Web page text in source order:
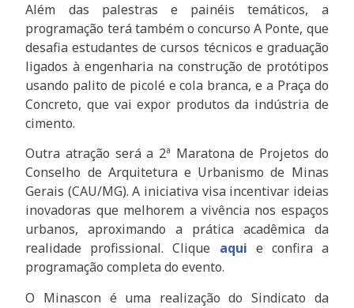
Além das palestras e painéis temáticos, a
programação terá também o concurso A Ponte, que
desafia estudantes de cursos técnicos e graduação
ligados à engenharia na construção de protótipos
usando palito de picolé e cola branca, e a Praça do
Concreto, que vai expor produtos da indústria de
cimento.
Outra atração será a 2ª Maratona de Projetos do
Conselho de Arquitetura e Urbanismo de Minas
Gerais (CAU/MG). A iniciativa visa incentivar ideias
inovadoras que melhorem a vivência nos espaços
urbanos, aproximando a prática acadêmica da
realidade profissional. Clique aqui e confira a
programação completa do evento.
O Minascon é uma realização do Sindicato da